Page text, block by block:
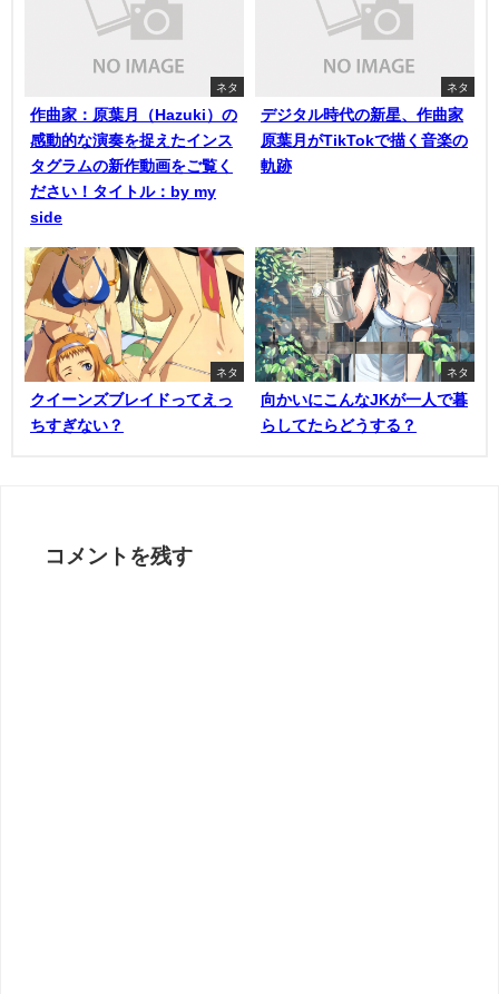
ネタ
作曲家：原葉月（Hazuki）の
感動的な演奏を捉えたインス
タグラムの新作動画をご覧く
ださい！タイトル：by my
side
ネタ
デジタル時代の新星、作曲家
原葉月がTikTokで描く音楽の
軌跡
ネタ
クイーンズブレイドってえっ
ちすぎない？
ネタ
向かいにこんなJKが一人で暮
らしてたらどうする？
コメントを残す